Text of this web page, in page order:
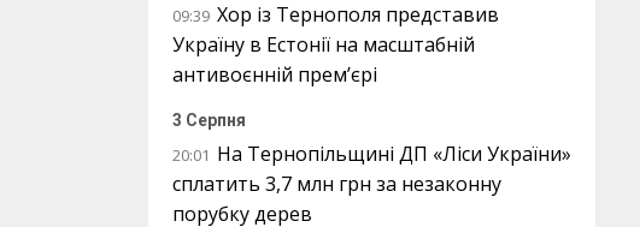
09:39 Хор із Тернополя представив
Україну в Естонії на масштабній
антивоєнній прем’єрі
3 Серпня
20:01 На Тернопільщині ДП «Ліси України»
сплатить 3,7 млн грн за незаконну
порубку дерев